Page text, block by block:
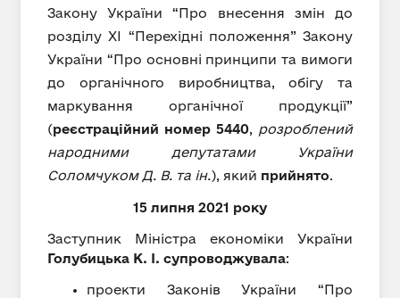
Закону України “Про внесення змін до
розділу XI “Перехідні положення” Закону
України “Про основні принципи та вимоги
до органічного виробництва, обігу та
маркування органічної продукції”
(реєстраційний номер 5440, розроблений
народними депутатами України
Соломчуком Д. В. та ін.), який прийнято.
15 липня 2021 року
Заступник Міністра економіки України
Голубицька К. І. супроводжувала:
проекти Законів України “Про